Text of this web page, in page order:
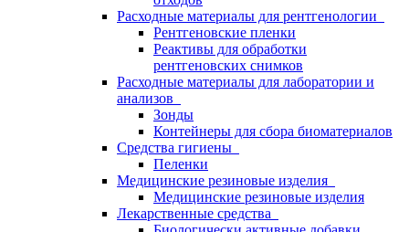
Расходные материалы для рентгенологии
Рентгеновские пленки
Реактивы для обработки
рентгеновских снимков
Расходные материалы для лаборатории и
анализов
Зонды
Контейнеры для сбора биоматериалов
Средства гигиены
Пеленки
Медицинские резиновые изделия
Медицинские резиновые изделия
Лекарственные средства